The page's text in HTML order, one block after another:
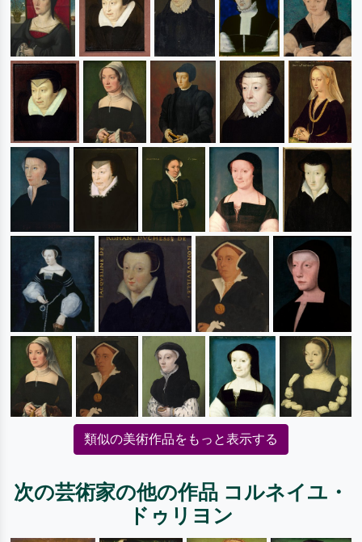
類似の美術作品をもっと表示する
次の芸術家の他の作品 コルネイユ・
ドゥリヨン